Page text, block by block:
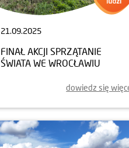
21.09.2025
FINAŁ AKCJI SPRZĄTANIE
ŚWIATA WE WROCŁAWIU
dowiedz się